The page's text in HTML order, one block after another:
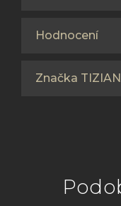
Hodnocení
Značka